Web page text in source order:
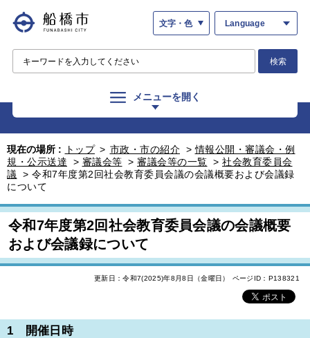
文字・色 Language
検索
メニューを開く
現在の場所 : トップ > 市政・市の紹介 >情報公開・審議会・例
規・公示送達
> 審議会等 > 審議会等の一覧 > 社会教育委員会
議
> 令和7年度第2回社会教育委員会議の会議概要および会議録
について
令和7年度第2回社会教育委員会議の会議概要
および会議録について
更新日：令和7(2025)年8月8日（金曜日） ページID：P138321
1 開催日時